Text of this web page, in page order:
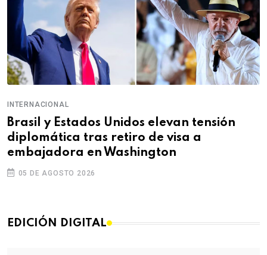
INTERNACIONAL
Brasil y Estados Unidos elevan tensión
diplomática tras retiro de visa a
embajadora en Washington
05 DE AGOSTO 2026
EDICIÓN DIGITAL